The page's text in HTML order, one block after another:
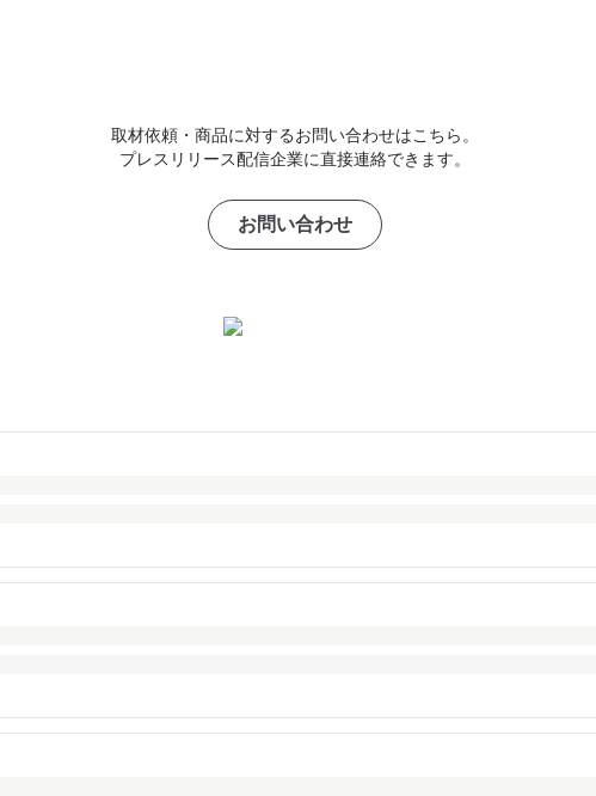
取材依頼・商品に対するお問い合わせはこちら。
プレスリリース配信企業に直接連絡できます。
お問い合わせ